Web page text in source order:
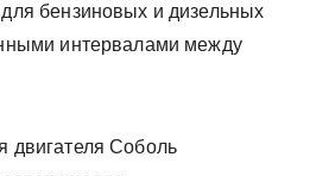
бензиновых и дизельных
интервалами между
двигателя Соболь